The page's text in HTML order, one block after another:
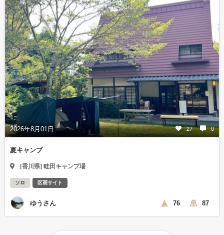
2026年8月01日 27 0
夏キャンプ
[香川県] 畦田キャンプ場
ソロ 区画サイト
ゆうさん 76 87